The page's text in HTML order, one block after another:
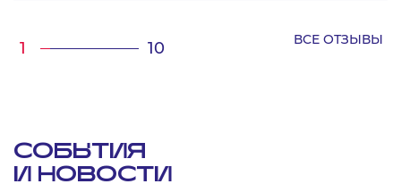
1 / 10 ВСЕ ОТЗЫВЫ
СОБЫТИЯ
И НОВОСТИ